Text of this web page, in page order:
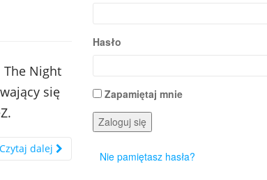
The Night
się
Czytaj dalej
Hasło
Zapamiętaj mnie
Zaloguj się
Nie pamiętasz hasła?